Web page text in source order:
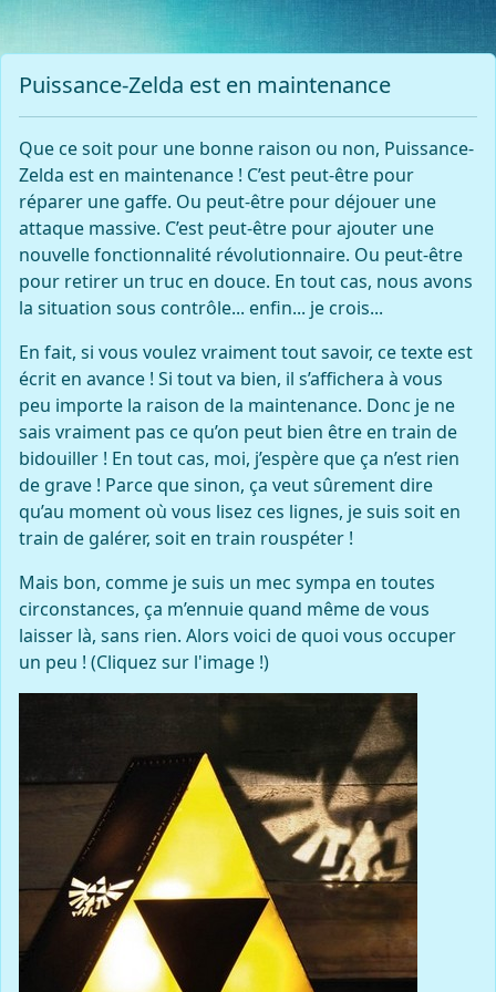
Puissance-Zelda est en maintenance
Que ce soit pour une bonne raison ou non, Puissance-
Zelda est en maintenance ! C’est peut-être pour
réparer une gaffe. Ou peut-être pour déjouer une
attaque massive. C’est peut-être pour ajouter une
nouvelle fonctionnalité révolutionnaire. Ou peut-être
pour retirer un truc en douce. En tout cas, nous avons
la situation sous contrôle... enfin... je crois...
En fait, si vous voulez vraiment tout savoir, ce texte est
écrit en avance ! Si tout va bien, il s’affichera à vous
peu importe la raison de la maintenance. Donc je ne
sais vraiment pas ce qu’on peut bien être en train de
bidouiller ! En tout cas, moi, j’espère que ça n’est rien
de grave ! Parce que sinon, ça veut sûrement dire
qu’au moment où vous lisez ces lignes, je suis soit en
train de galérer, soit en train rouspéter !
Mais bon, comme je suis un mec sympa en toutes
circonstances, ça m’ennuie quand même de vous
laisser là, sans rien. Alors voici de quoi vous occuper
un peu ! (Cliquez sur l'image !)